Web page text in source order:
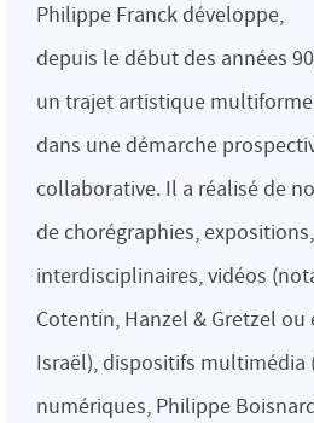
Philippe Franck développe,
depuis le début des années
un trajet artistique multiforme
dans une démarche
collaborative. Il a réalisé de
de chorégraphies,
interdisciplinaires, vidéos
Cotentin, Hanzel & Gretzel ou
Israël), dispositifs multimédia
numériques, Philippe